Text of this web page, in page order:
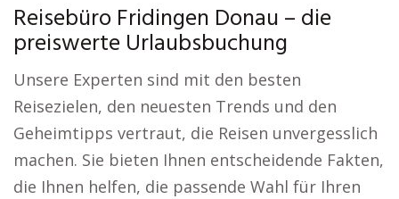
Reisebüro Fridingen Donau – die
preiswerte Urlaubsbuchung
Unsere Experten sind mit den besten
Reisezielen, den neuesten Trends und den
Geheimtipps vertraut, die Reisen unvergesslich
machen. Sie bieten Ihnen entscheidende Fakten,
die Ihnen helfen, die passende Wahl für Ihren